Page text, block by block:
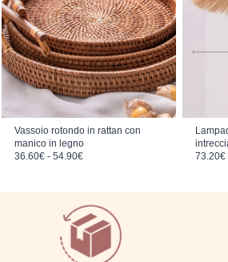
Vassoio rotondo in rattan con
manico in legno
36.60€ - 54.90€Fascia di prezzo: da 36.60€ a 54.90€
73.20€